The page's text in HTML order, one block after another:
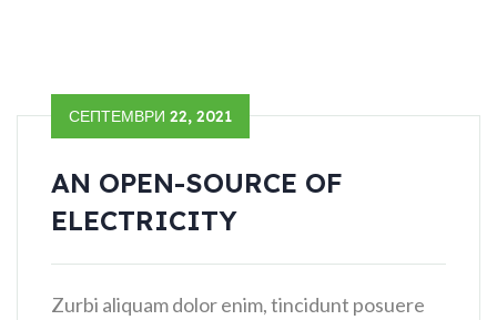
СЕПТЕМВРИ 22, 2021
AN OPEN-SOURCE OF
ELECTRICITY
Zurbi aliquam dolor enim, tincidunt posuere